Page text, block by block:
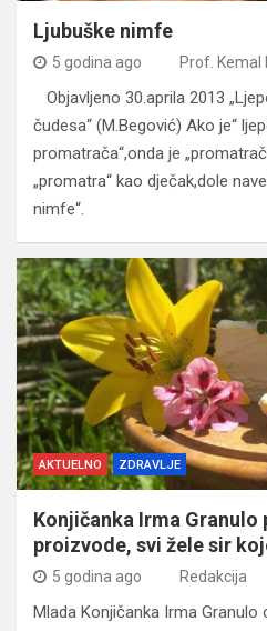
Ljubuške nimfe
5 godina ago Prof. Kemal
Objavljeno 30.aprila 2013
čudesa“ (M.Begović) Ako je“
promatrača“,onda je
„promatra“ kao dječak,dole
nimfe“.
AKTUELNO ZDRAVLJE
Konjičanka Irma
proizvode, svi žele sir
5 godina ago Redakcija
Mlada Konjičanka Irma Granulo